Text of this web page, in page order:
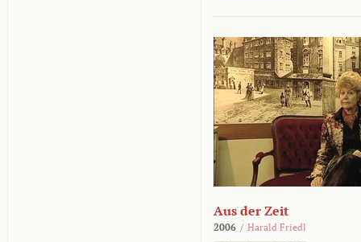
Aus der Zeit
2006 / Harald Friedl